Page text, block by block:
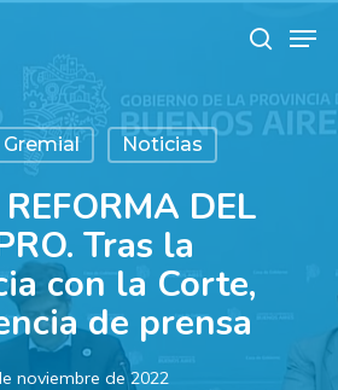
search
Noticias
DEL
Tras la
con la Corte,
de prensa
noviembre de 2022